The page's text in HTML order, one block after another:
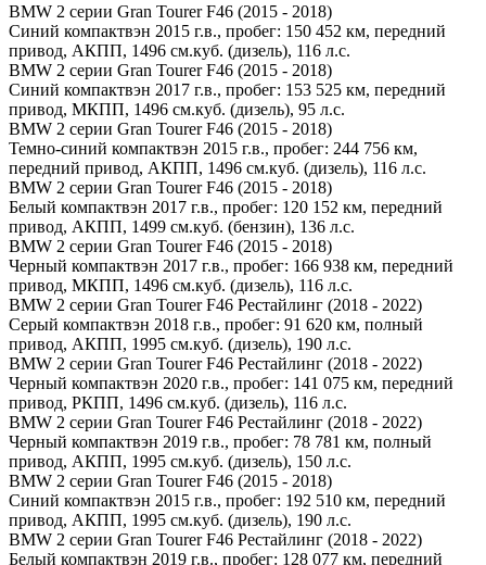
BMW 2 серии Gran Tourer F46 (2015 - 2018)
Синий компактвэн 2015 г.в., пробег: 150 452 км, передний
привод, АКПП, 1496 см.куб. (дизель), 116 л.с.
BMW 2 серии Gran Tourer F46 (2015 - 2018)
Синий компактвэн 2017 г.в., пробег: 153 525 км, передний
привод, МКПП, 1496 см.куб. (дизель), 95 л.с.
BMW 2 серии Gran Tourer F46 (2015 - 2018)
Темно-синий компактвэн 2015 г.в., пробег: 244 756 км,
передний привод, АКПП, 1496 см.куб. (дизель), 116 л.с.
BMW 2 серии Gran Tourer F46 (2015 - 2018)
Белый компактвэн 2017 г.в., пробег: 120 152 км, передний
привод, АКПП, 1499 см.куб. (бензин), 136 л.с.
BMW 2 серии Gran Tourer F46 (2015 - 2018)
Черный компактвэн 2017 г.в., пробег: 166 938 км, передний
привод, МКПП, 1496 см.куб. (дизель), 116 л.с.
BMW 2 серии Gran Tourer F46 Рестайлинг (2018 - 2022)
Серый компактвэн 2018 г.в., пробег: 91 620 км, полный
привод, АКПП, 1995 см.куб. (дизель), 190 л.с.
BMW 2 серии Gran Tourer F46 Рестайлинг (2018 - 2022)
Черный компактвэн 2020 г.в., пробег: 141 075 км, передний
привод, РКПП, 1496 см.куб. (дизель), 116 л.с.
BMW 2 серии Gran Tourer F46 Рестайлинг (2018 - 2022)
Черный компактвэн 2019 г.в., пробег: 78 781 км, полный
привод, АКПП, 1995 см.куб. (дизель), 150 л.с.
BMW 2 серии Gran Tourer F46 (2015 - 2018)
Синий компактвэн 2015 г.в., пробег: 192 510 км, передний
привод, АКПП, 1995 см.куб. (дизель), 190 л.с.
BMW 2 серии Gran Tourer F46 Рестайлинг (2018 - 2022)
Белый компактвэн 2019 г.в., пробег: 128 077 км, передний